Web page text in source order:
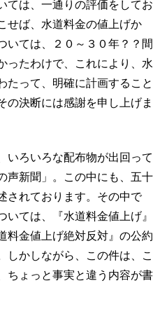
ては、一通りの評価をしてお
せば、水道料金の値上げか
いては、２０～３０年？？間
ったわけで、これにより、水
たって、明確に計画すること
の決断には感謝を申し上げま
いろいろな配布物が出回って
声新聞」。この中にも、五十
されております。その中で
いては、『水道料金値上げ』
料金値上げ絶対反対』の公約
しかしながら、この件は、こ
ちょっと事実と違う内容が書